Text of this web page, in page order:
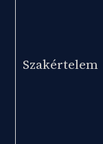
Szakértelem